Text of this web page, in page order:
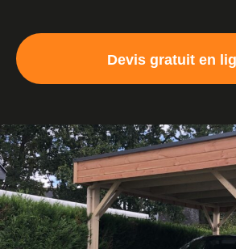
Devis gratuit en